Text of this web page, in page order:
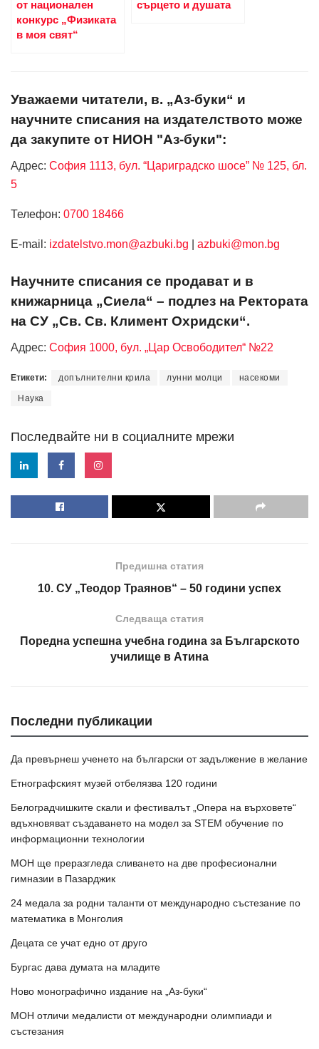
от национален
конкурс „Физиката
в моя свят“
сърцето и душата
Уважаеми читатели, в. „Аз-буки“ и
научните списания на издателството може
да закупите от НИОН "Аз-буки":
Адрес: София 1113, бул. “Цариградско шосе” № 125, бл.
5
Телефон: 0700 18466
Е-mail: izdatelstvo.mon@azbuki.bg azbuki@mon.bg
Научните списания се продават и в
книжарница „Сиела“ – подлез на Ректората
на СУ „Св. Св. Климент Охридски“.
Адрес: София 1000, бул. „Цар Освободител“ №22
Етикети: допълнителни крила лунни молци насекоми
Наука
Последвайте ни в социалните мрежи
Предишна статия
10. СУ „Теодор Траянов“ – 50 години успех
Следваща статия
Поредна успешна учебна година за Българското
училище в Атина
Последни публикации
Да превърнеш ученето на български от задължение в желание
Етнографският музей отбелязва 120 години
Белоградчишките скали и фестивалът „Опера на върховете“
вдъхновяват създаването на модел за STEM обучение по
информационни технологии
МОН ще преразгледа сливането на две професионални
гимназии в Пазарджик
24 медала за родни таланти от международно състезание по
математика в Монголия
Децата се учат едно от друго
Бургас дава думата на младите
Ново монографично издание на „Аз-буки“
МОН отличи медалисти от международни олимпиади и
състезания